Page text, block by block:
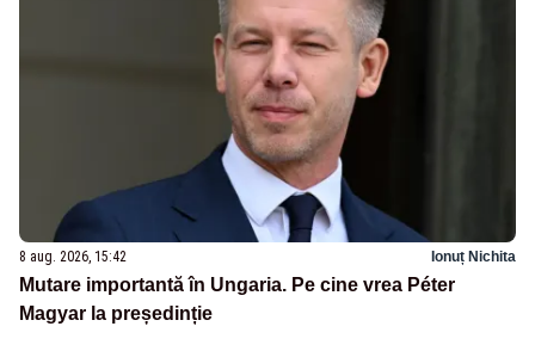
8 aug. 2026, 15:42 Ionuț Nichita
Mutare importantă în Ungaria. Pe cine vrea Péter
Magyar la președinție